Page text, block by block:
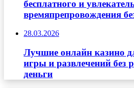
бесплатного и
времяпрепровождения
28.03.2026
Лучшие онлайн казино
игры и развлечений без
деньги